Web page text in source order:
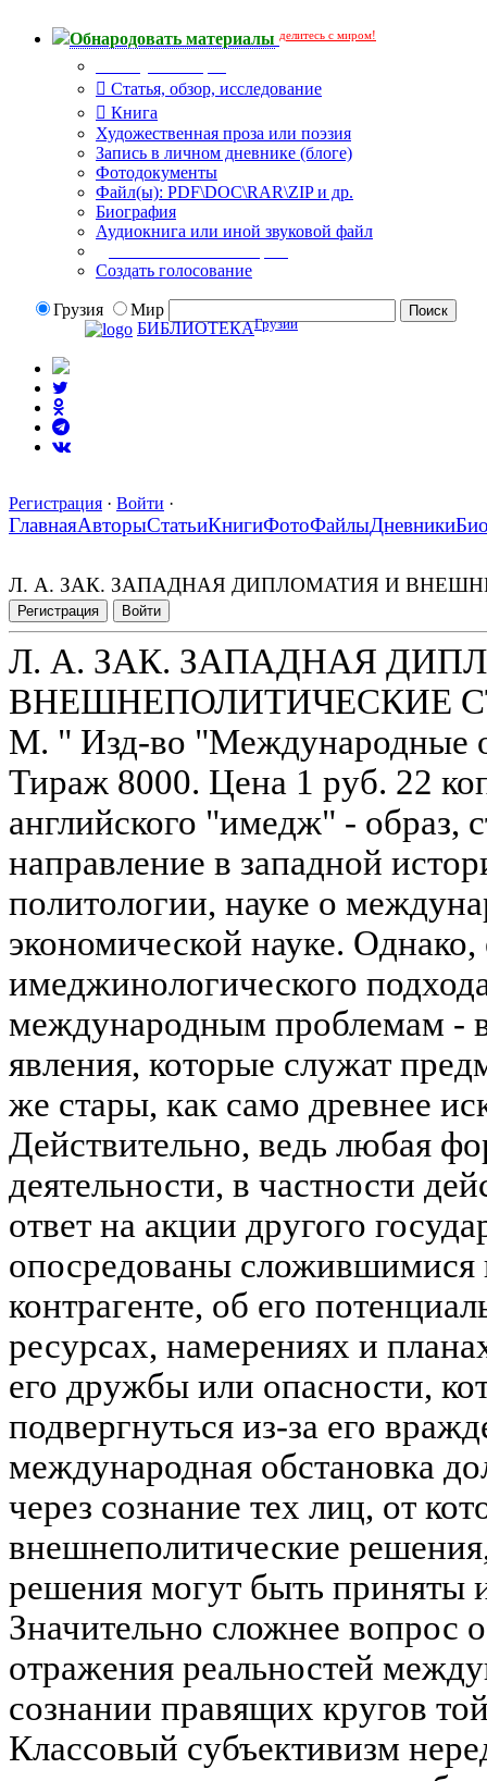
Обнародовать материалы делитесь с миром!
Статья, обзор, исследование
Книга
Художественная проза или поэзия
Запись в личном дневнике (блоге)
Фотодокументы
Файл(ы): PDF\DOC\RAR\ZIP и др.
Биография
Аудиокнига или иной звуковой файл
Создать голосование
Грузия
Мир
БИБЛИОТЕКАГрузии
Регистрация · Войти ·
ГлавнаяАвторыСтатьиКнигиФотоФайлыДневники
Л. А. ЗАК. ЗАПАДНАЯ ДИПЛОМАТИЯ И
Регистрация Войти
Л. А. ЗАК. ЗАПАДНАЯ
ВНЕШНЕПОЛИТИЧЕСКИЕ
М. " Изд-во "Международные
Тираж 8000. Цена 1 руб. 22
английского "имедж" - образ,
направление в западной
политологии, науке о
экономической науке.
имеджинологического
международным проблемам -
явления, которые служат
же стары, как само древнее
Действительно, ведь любая
деятельности, в частности
ответ на акции другого
опосредованы сложившимися
контрагенте, об его
ресурсах, намерениях и
его дружбы или опасности,
подвергнуться из-за его
международная обстановка
через сознание тех лиц, от
внешнеполитические
решения могут быть приняты
Значительно сложнее вопрос
отражения реальностей
сознании правящих кругов
Классовый субъективизм